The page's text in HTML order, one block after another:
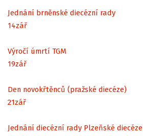
Jednání brněnské diecézní rady
14zář
Výročí úmrtí TGM
19zář
Den novokřtěnců (pražské diecéze)
21zář
Jednání diecézní rady Plzeňské diecéze